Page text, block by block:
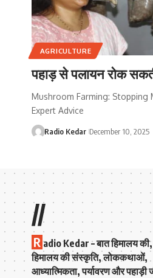
AGRICULTURE
पहाड़ से पलायन रोक
Mushroom Farming: Stopping
Expert Advice
Radio Kedar December 10, 2025
//
R adio Kedar – बात हिमालय की,
हिमालय की संस्कृति, लोककथाओं,
आध्यात्मिकता, पर्यावरण और पहाड़ी